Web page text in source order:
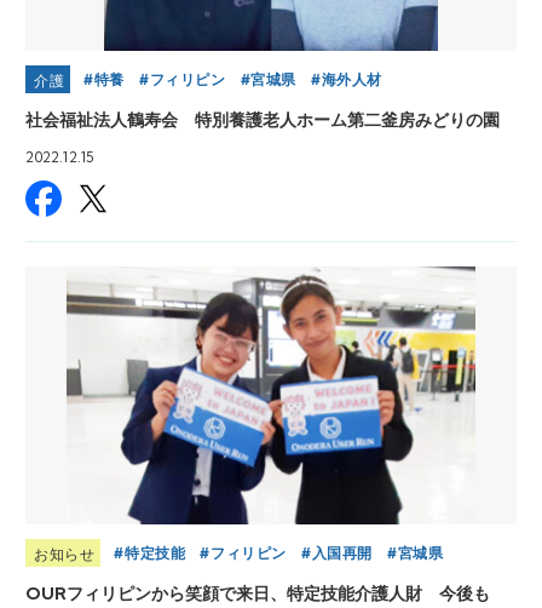
介護 特養 フィリピン 宮城県 海外人材
社会福祉法人鶴寿会 特別養護老人ホーム第二釜房みどりの園
2022.12.15
お知らせ 特定技能 フィリピン 入国再開 宮城県
OURフィリピンから笑顔で来日、特定技能介護人財 今後も